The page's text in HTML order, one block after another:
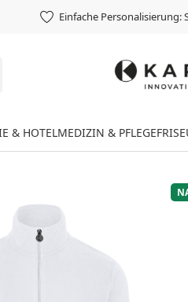
Einfache Personalisierung:
& HOTELMEDIZIN & PFLEGE